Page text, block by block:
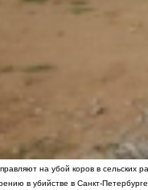
на убой коров в сельских
в убийстве в Санкт-Петербурге